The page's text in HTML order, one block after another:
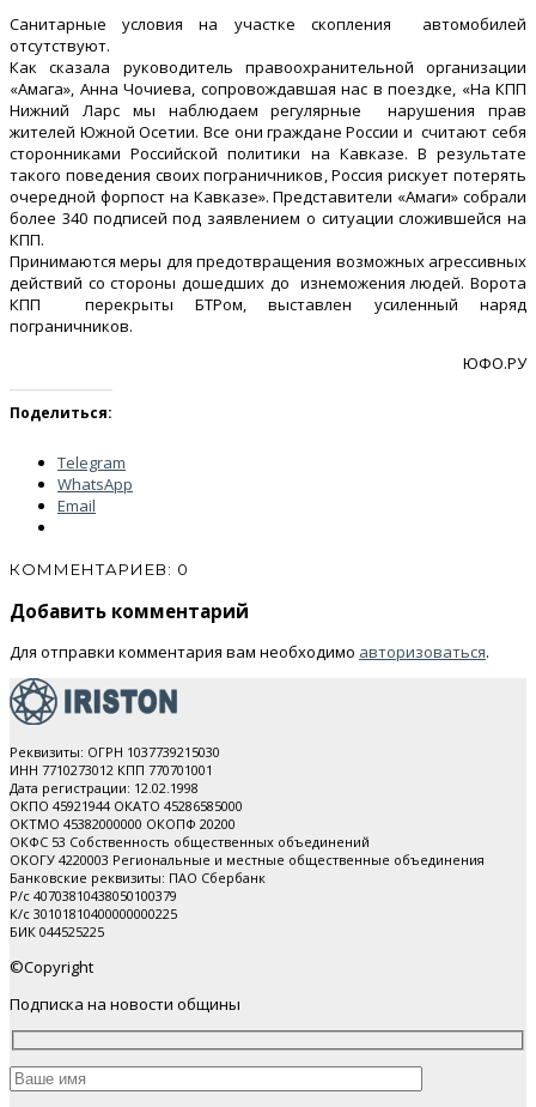
Санитарные условия на участке скопления автомобилей
отсутствуют.
Как сказала руководитель правоохранительной организации
«Амага», Анна Чочиева, сопровождавшая нас в поездке, «На КПП
Нижний Ларс мы наблюдаем регулярные нарушения прав
жителей Южной Осетии. Все они граждане России и считают себя
сторонниками Российской политики на Кавказе. В результате
такого поведения своих пограничников, Россия рискует потерять
очередной форпост на Кавказе». Представители «Амаги» собрали
более 340 подписей под заявлением о ситуации сложившейся на
КПП.
Принимаются меры для предотвращения возможных агрессивных
действий со стороны дошедших до изнеможения людей. Ворота
КПП перекрыты БТРом, выставлен усиленный наряд
пограничников.
ЮФО.РУ
Поделиться:
Telegram
WhatsApp
Email
КОММЕНТАРИЕВ: 0
Добавить комментарий
Для отправки комментария вам необходимо авторизоваться.
Реквизиты: ОГРН 1037739215030
ИНН 7710273012 КПП 770701001
Дата регистрации: 12.02.1998
ОКПО 45921944 ОКАТО 45286585000
ОКТМО 45382000000 ОКОПФ 20200
ОКФС 53 Собственность общественных объединений
ОКОГУ 4220003 Региональные и местные общественные объединения
Банковские реквизиты: ПАО Cбербанк
Р/с 40703810438050100379
К/с 30101810400000000225
БИК 044525225
©Copyright
Подписка на новости общины